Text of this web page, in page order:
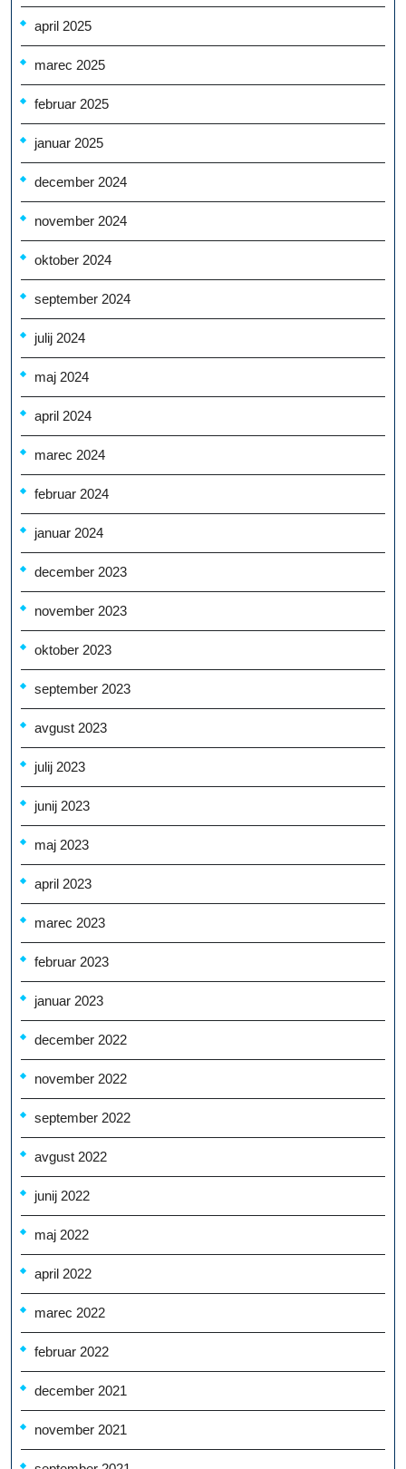
april 2025
marec 2025
februar 2025
januar 2025
december 2024
november 2024
oktober 2024
september 2024
julij 2024
maj 2024
april 2024
marec 2024
februar 2024
januar 2024
december 2023
november 2023
oktober 2023
september 2023
avgust 2023
julij 2023
junij 2023
maj 2023
april 2023
marec 2023
februar 2023
januar 2023
december 2022
november 2022
september 2022
avgust 2022
junij 2022
maj 2022
april 2022
marec 2022
februar 2022
december 2021
november 2021